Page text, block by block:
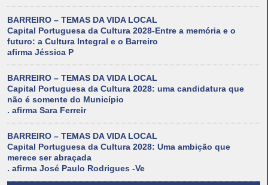
BARREIRO – TEMAS DA VIDA LOCAL
Capital Portuguesa da Cultura 2028-Entre a memória e o
futuro: a Cultura Integral e o Barreiro
afirma Jéssica P
BARREIRO – TEMAS DA VIDA LOCAL
Capital Portuguesa da Cultura 2028: uma candidatura que
não é somente do Município
. afirma Sara Ferreir
BARREIRO – TEMAS DA VIDA LOCAL
Capital Portuguesa da Cultura 2028: Uma ambição que
merece ser abraçada
. afirma José Paulo Rodrigues -Ve